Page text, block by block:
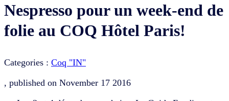
Nespresso pour un week-end de
folie au COQ Hôtel Paris!
Categories : Coq "IN"
, published on November 17 2016